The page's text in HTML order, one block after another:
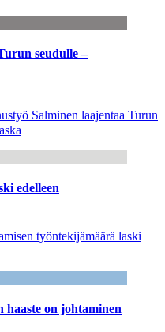
seudulle –
Salminen laajentaa Turun
edelleen
työntekijämäärä laski
on johtaminen